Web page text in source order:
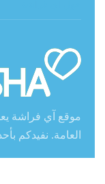
موقع آي فراشة
العامة. نفيدكم